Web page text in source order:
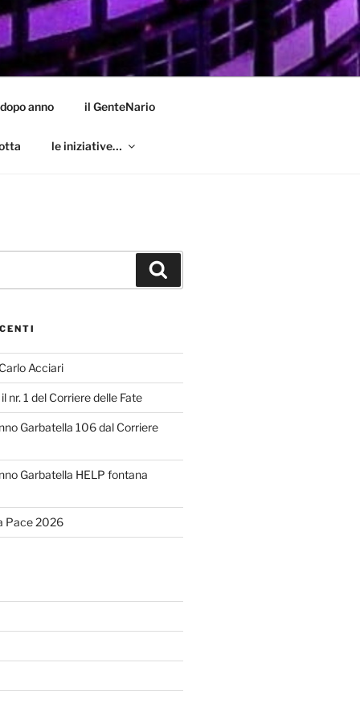
anno il GenteNario
le iniziative…
Acciari
nr. 1 del Corriere delle Fate
Garbatella 106 dal Corriere
Garbatella HELP fontana
Pace 2026